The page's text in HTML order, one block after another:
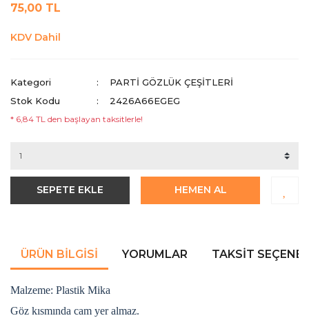
75,00 TL
KDV Dahil
Kategori
PARTI GÖZLÜK ÇEŞITLERI
Stok Kodu
2426A66EGEG
* 6,84 TL den başlayan taksitlerle!
SEPETE EKLE HEMEN AL
ÜRÜN BILGISI YORUMLAR TAKSIT
Malzeme: Plastik Mika
Göz kısmında cam yer almaz.